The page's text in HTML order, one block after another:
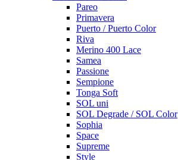
Pareo
Primavera
Puerto / Puerto Color
Riva
Merino 400 Lace
Samea
Passione
Sempione
Tonga Soft
SOL uni
SOL Degrade / SOL Color
Sophia
Space
Supreme
Style